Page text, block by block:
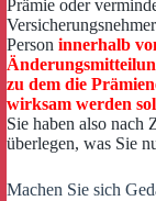
Prämie oder
Person innerhalb
zu dem die
wirksam werden
Sie haben also
überlegen, was Sie
Machen Sie sich